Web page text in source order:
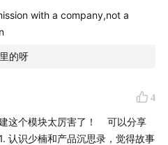
with a company,not a
的呀
4
这个模块太厉害了！ 可以分享
认识少楠和产品沉思录，觉得故事